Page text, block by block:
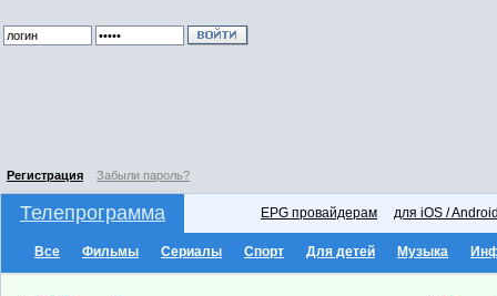
Регистрация Забыли пароль?
Телепрограмма EPG провайдерам для iOS /
Все Фильмы Сериалы Спорт Для детей Музыка